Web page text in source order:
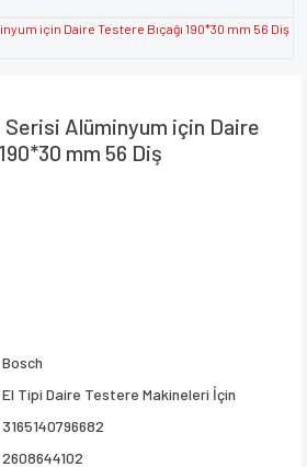
Alüminyum için Daire
mm 56 Diş
Bosch
El Tipi Daire Testere Makineleri İçin
3165140796682
2608644102